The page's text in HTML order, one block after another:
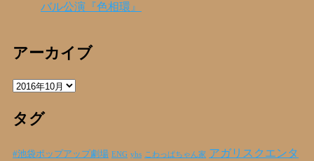
バル公演『色相環』
アーカイブ
ア
カ
イ
タグ
#池袋ポップアップ劇場 ENG yhs こわっぱちゃん家 アガリスクエンタ